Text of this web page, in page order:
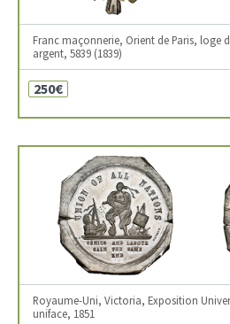
Franc maçonnerie, Orient de Paris, loge
argent, 5839 (1839)
250€
Royaume-Uni, Victoria, Exposition
uniface, 1851